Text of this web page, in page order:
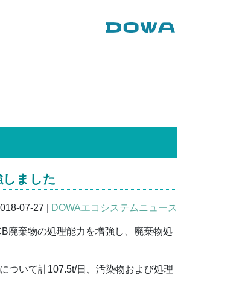
ました
07-27 DOWAエコシステムニュース
廃棄物の処理能力を増強し、廃棄物処
ついて計107.5t/日、汚染物および処理
事業所一覧